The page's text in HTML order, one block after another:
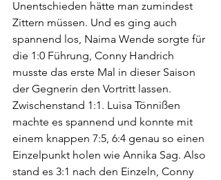
Unentschieden hätte man zumindest
Zittern müssen. Und es ging auch
spannend los, Naima Wende sorgte für
die 1:0 Führung, Conny Handrich
musste das erste Mal in dieser Saison
der Gegnerin den Vortritt lassen.
Zwischenstand 1:1. Luisa Tönnißen
machte es spannend und konnte mit
einem knappen 7:5, 6:4 genau so einen
Einzelpunkt holen wie Annika Sag. Also
stand es 3:1 nach den Einzeln, Conny